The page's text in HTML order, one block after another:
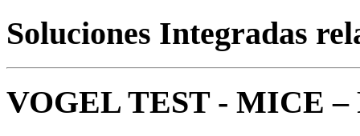
Soluciones Integradas
VOGEL TEST - MICE